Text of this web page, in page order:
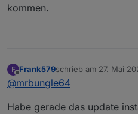
kommen.
F
Offline
Frank579schrieb am 27. Mai
zuletzt editiert von
@mrbungle64
Habe gerade das update